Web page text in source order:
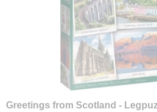
Greetings from Scotland -